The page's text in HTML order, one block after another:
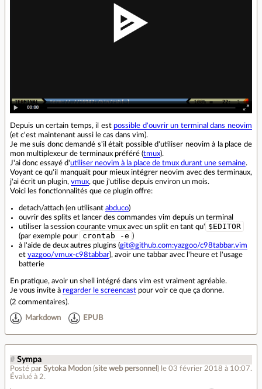
Depuis un certain temps, il est possible d'ouvrir un terminal dans neovim
(et c'est maintenant aussi le cas dans vim).
Je me suis donc demandé s'il était possible d'utiliser neovim à la place de
mon multiplexeur de terminaux préféré (tmux).
J'ai donc essayé d'utiliser neovim à la place de tmux durant une semaine.
Voyant ce qu'il manquait pour mieux intégrer neovim avec des terminaux,
j'ai écrit un plugin, vmux, que j'utilise depuis environ un mois.
Voici les fonctionnalités que ce plugin offre:
detach/attach (en utilisant abduco)
ouvrir des splits et lancer des commandes vim depuis un terminal
utiliser la session courante vmux avec un split en tant qu' $EDITOR
(par exemple pour crontab -e )
à l'aide de deux autres plugins (git@github.com:yazgoo/c98tabbar.vim
et yazgoo/vmux-c98tabbar), avoir une tabbar avec l'heure et l'usage
batterie
En pratique, avoir un shell intégré dans vim est vraiment agréable.
Je vous invite à regarder le screencast pour voir ce que ça donne.
(2 commentaires).
Markdown EPUB
# Sympa
Posté par Sytoka Modon (site web personnel ) le 03 février 2018 à 10:07.
Évalué à 2.